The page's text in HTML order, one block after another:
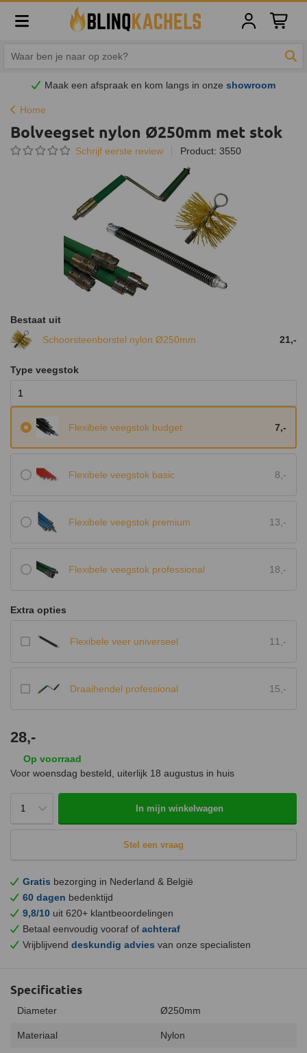
Maak een afspraak en kom langs in onzeshowroom
Home
Bolveegset nylon Ø250mm met stok
Schrijf eerste review Product: 3550
Bestaat uit
Schoorsteenborstel nylon Ø250mm
21,-
Type veegstok
Flexibele veegstok budget 7,-
Flexibele veegstok basic 8,-
Flexibele veegstok premium 13,-
Flexibele veegstok professional 18,-
Extra opties
Flexibele veer universeel 11,-
Draaihendel professional 15,-
28,-
Op voorraad
Voor woensdag besteld, uiterlijk 18 augustus in huis
In mijn winkelwagen
Stel een vraag
Gratis bezorging in Nederland & België
60 dagen bedenktijd
9,8/10 uit 620+ klantbeoordelingen
Betaal eenvoudig vooraf of achteraf
Vrijblijvend deskundig advies van onze specialisten
Specificaties
Diameter Ø250mm
Materiaal Nylon